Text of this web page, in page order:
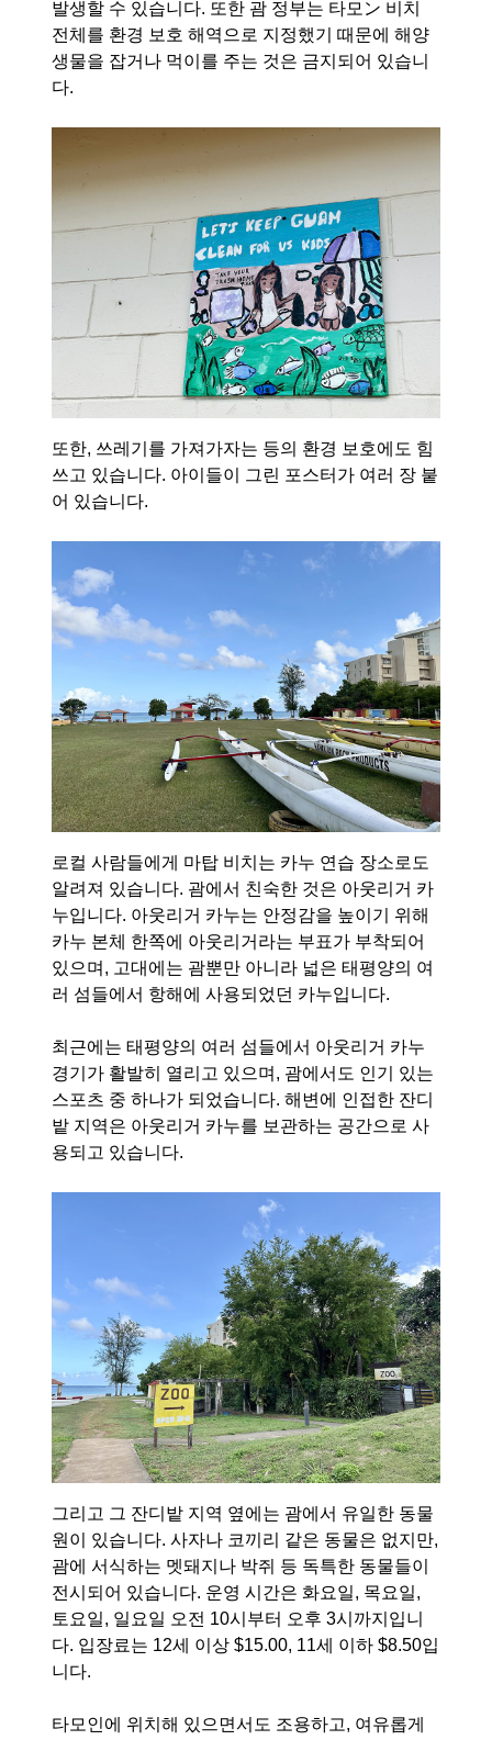
발생할 수 있습니다. 또한 괌 정부는 타모ン 비치
전체를 환경 보호 해역으로 지정했기 때문에 해양
생물을 잡거나 먹이를 주는 것은 금지되어 있습니
다.
또한, 쓰레기를 가져가자는 등의 환경 보호에도 힘
쓰고 있습니다. 아이들이 그린 포스터가 여러 장 붙
어 있습니다.
로컬 사람들에게 마탑 비치는 카누 연습 장소로도
알려져 있습니다. 괌에서 친숙한 것은 아웃리거 카
누입니다. 아웃리거 카누는 안정감을 높이기 위해
카누 본체 한쪽에 아웃리거라는 부표가 부착되어
있으며, 고대에는 괌뿐만 아니라 넓은 태평양의 여
러 섬들에서 항해에 사용되었던 카누입니다.
최근에는 태평양의 여러 섬들에서 아웃리거 카누
경기가 활발히 열리고 있으며, 괌에서도 인기 있는
스포츠 중 하나가 되었습니다. 해변에 인접한 잔디
밭 지역은 아웃리거 카누를 보관하는 공간으로 사
용되고 있습니다.
그리고 그 잔디밭 지역 옆에는 괌에서 유일한 동물
원이 있습니다. 사자나 코끼리 같은 동물은 없지만,
괌에 서식하는 멧돼지나 박쥐 등 독특한 동물들이
전시되어 있습니다. 운영 시간은 화요일, 목요일,
토요일, 일요일 오전 10시부터 오후 3시까지입니
다. 입장료는 12세 이상 $15.00, 11세 이하 $8.50입
니다.
타모인에 위치해 있으면서도 조용하고, 여유롭게